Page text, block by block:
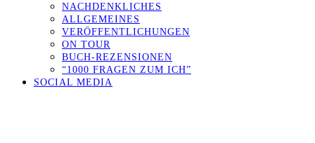
NACHDENKLICHES
ALLGEMEINES
VERÖFFENTLICHUNGEN
ON TOUR
BUCH-REZENSIONEN
“1000 FRAGEN ZUM ICH”
SOCIAL MEDIA